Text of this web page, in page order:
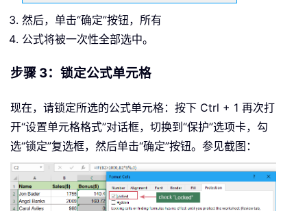
然后，单击“确定”按钮，所有
公式将被一次性全部选中。
步骤 3：锁定公式单元格
现在，请锁定所选的公式单元格：按下 Ctrl + 1 再次打
开“设置单元格格式”对话框，切换到“保护”选项卡，勾
选“锁定”复选框，然后单击“确定”按钮。参见截图：